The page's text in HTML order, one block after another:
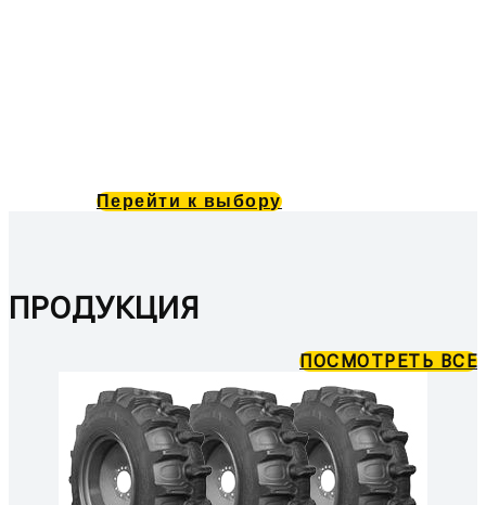
Перейти к выбору
ПРОДУКЦИЯ
ПОСМОТРЕТЬ ВСЕ